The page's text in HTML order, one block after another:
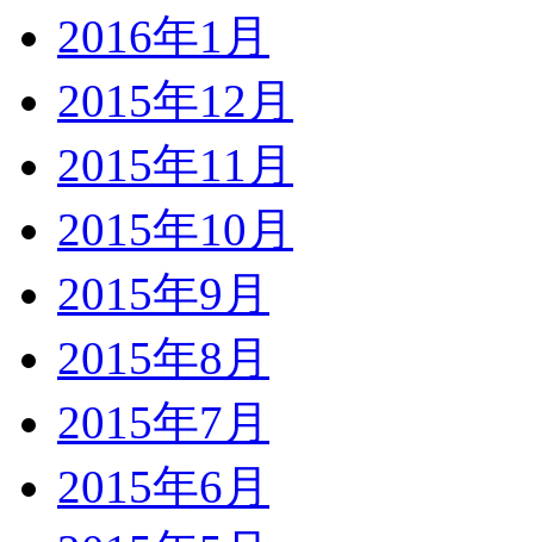
2016年1月
2015年12月
2015年11月
2015年10月
2015年9月
2015年8月
2015年7月
2015年6月